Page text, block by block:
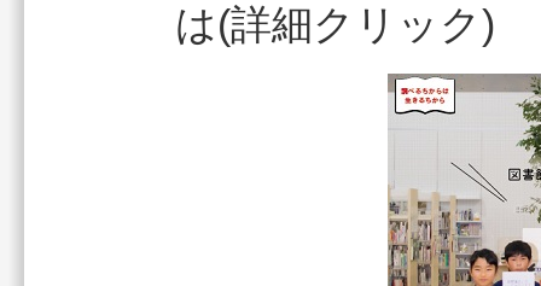
は(詳細クリック)